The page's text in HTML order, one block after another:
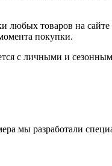
любых товаров на
покупки.
с личными и
мы разработали